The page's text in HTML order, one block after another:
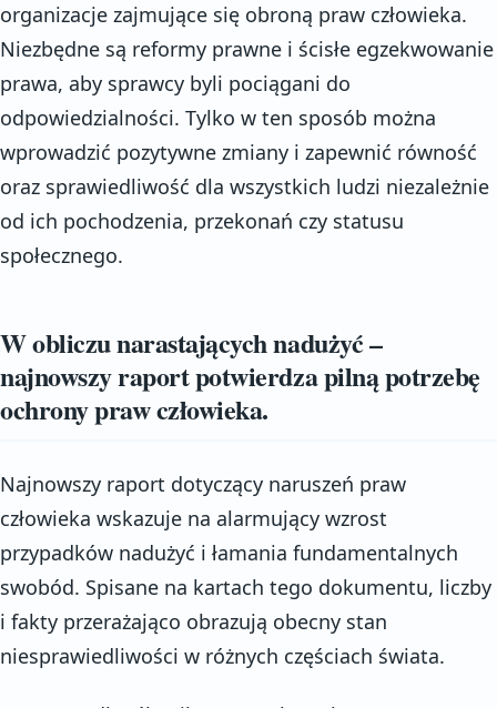
organizacje zajmujące się obroną praw człowieka.
Niezbędne są reformy prawne i ścisłe egzekwowanie
prawa, aby sprawcy byli pociągani do
odpowiedzialności. Tylko w ten sposób można
wprowadzić pozytywne zmiany i zapewnić równość
oraz sprawiedliwość dla wszystkich ludzi niezależnie
od ich pochodzenia, przekonań czy statusu
społecznego.
W obliczu narastających nadużyć –
najnowszy raport potwierdza pilną potrzebę
ochrony praw człowieka.
Najnowszy raport dotyczący naruszeń praw
człowieka wskazuje na alarmujący wzrost
przypadków nadużyć i łamania fundamentalnych
swobód. Spisane na kartach tego dokumentu, liczby
i fakty przerażająco obrazują obecny stan
niesprawiedliwości w różnych częściach świata.